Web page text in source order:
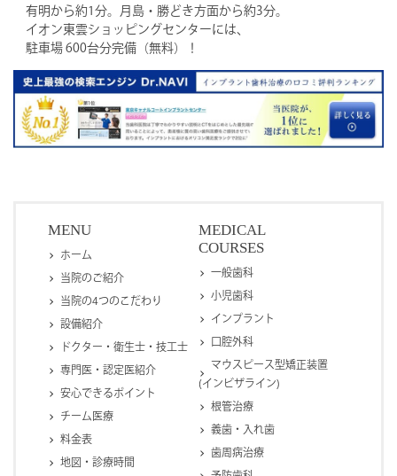
有明から約1分。月島・勝どき方面から約3分。
イオン東雲ショッピングセンターには、
駐車場 600台分完備（無料）！
MENU
ホーム
当院のご紹介
当院の4つのこだわり
設備紹介
ドクター・衛生士・技工士
専門医・認定医紹介
安心できるポイント
チーム医療
料金表
地図・診療時間
MEDICAL
COURSES
一般歯科
小児歯科
インプラント
口腔外科
マウスピース型矯正装置
(インビザライン)
根管治療
義歯・入れ歯
歯周病治療